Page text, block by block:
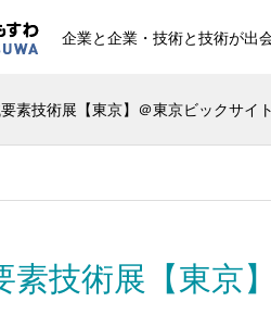
企業と企業・技術と技術が出
要素技術展【東京】＠東京ビックサイ
素技術展【東